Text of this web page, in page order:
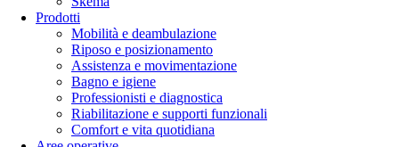
Prodotti
Mobilità e deambulazione
Riposo e posizionamento
Assistenza e movimentazione
Bagno e igiene
Professionisti e diagnostica
Riabilitazione e supporti funzionali
Comfort e vita quotidiana